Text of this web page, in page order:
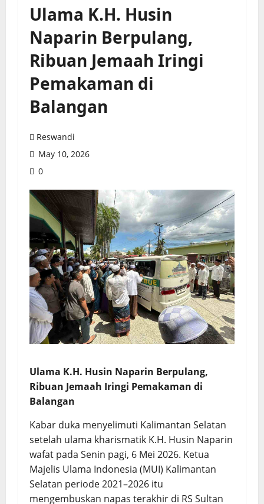
Ulama K.H. Husin
Naparin Berpulang,
Ribuan Jemaah Iringi
Pemakaman di
Balangan
Reswandi
May 10, 2026
0
Ulama K.H. Husin Naparin Berpulang,
Ribuan Jemaah Iringi Pemakaman di
Balangan
Kabar duka menyelimuti Kalimantan Selatan
setelah ulama kharismatik K.H. Husin Naparin
wafat pada Senin pagi, 6 Mei 2026. Ketua
Majelis Ulama Indonesia (MUI) Kalimantan
Selatan periode 2021–2026 itu
mengembuskan napas terakhir di RS Sultan